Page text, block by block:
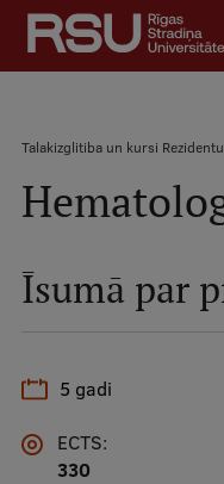
Pārlekt
galveno
saturu
Latviski
Meklēt Mobile
izvēlne
Skolēniem
Absolventiem
Kontakti
Atpakaļceļš
Talakizglitiba un kursi
Īsumā par
5 gadi
ECTS:
330